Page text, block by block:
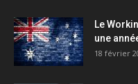
Le
une
18 février